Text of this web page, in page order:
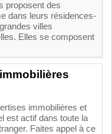
proposent des
dans leurs résidences-
villes
Elles se composent
immobilières et
est actif dans toute la
Faites appel à ce